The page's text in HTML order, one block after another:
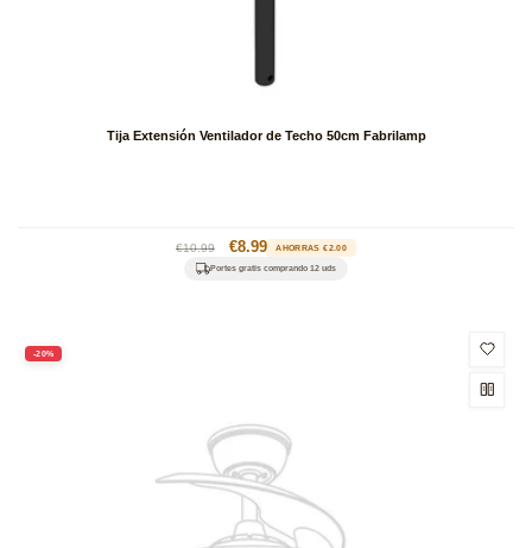
Tija Extensión Ventilador de Techo 50cm Fabrilamp
Precio
habitual
€10.99
Precio
de
€8.99 AHORRAS €2.00
Portes gratis comprando 12 uds
-20%